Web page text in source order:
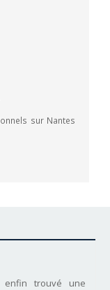
sur Nantes
enfin trouvé une